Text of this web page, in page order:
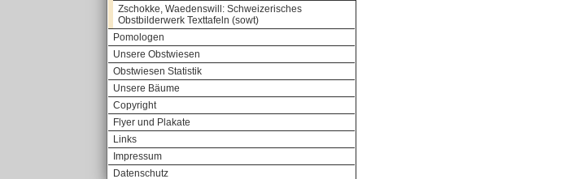
Zschokke, Waedenswill: Schweizerisches
Obstbilderwerk Texttafeln (sowt)
Pomologen
Unsere Obstwiesen
Obstwiesen Statistik
Unsere Bäume
Copyright
Flyer und Plakate
Links
Impressum
Datenschutz